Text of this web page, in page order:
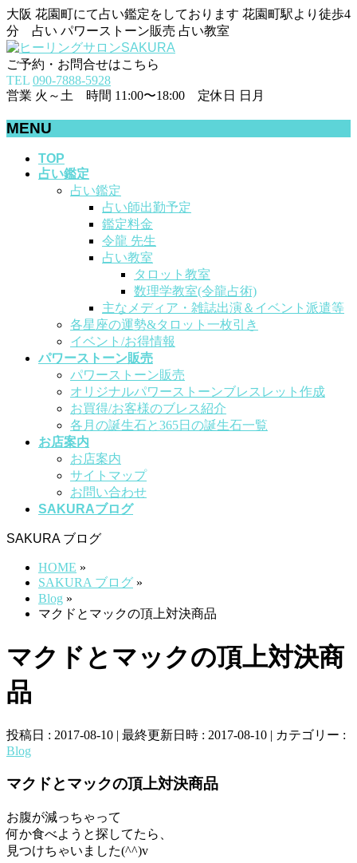
大阪 花園町にて占い鑑定をしております 花園町駅より徒歩4
分 占い パワーストーン販売 占い教室
ご予約・お問合せはこちら
TEL 090-7888-5928
営業 火～土 時間 11:00〜18:00 定休日 日月
MENU
TOP
占い鑑定
占い鑑定
占い師出勤予定
鑑定料金
令龍 先生
占い教室
タロット教室
数理学教室(令龍占術)
主なメディア・雑誌出演＆イベント派遣等
各星座の運勢&タロット一枚引き
イベント/お得情報
パワーストーン販売
パワーストーン販売
オリジナルパワーストーンブレスレット作成
お買得/お客様のブレス紹介
各月の誕生石と365日の誕生石一覧
お店案内
お店案内
サイトマップ
お問い合わせ
SAKURAブログ
SAKURA ブログ
HOME »
SAKURA ブログ »
Blog »
マクドとマックの頂上対決商品
マクドとマックの頂上対決商
品
投稿日 : 2017-08-10 最終更新日時 : 2017-08-10
カテゴリー :
Blog
マクドとマックの頂上対決商品
お腹が減っちゃって
何か食べようと探してたら、
見つけちゃいました(^^)v